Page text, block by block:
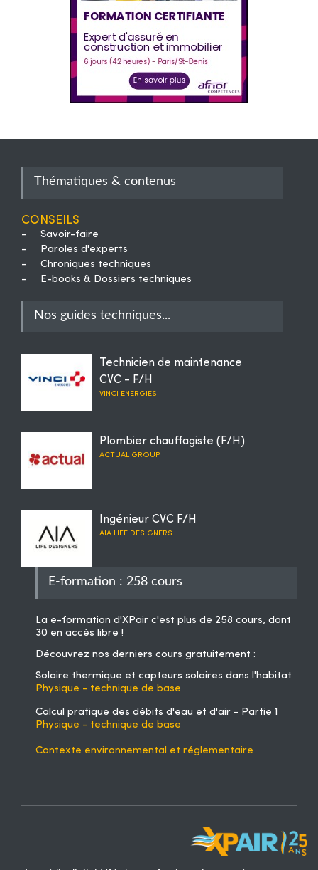
Thématiques & contenus
Conseils
-
Savoir-faire
-
Paroles d'experts
-
Chroniques techniques
-
E-books & Dossiers techniques
Nos guides techniques...
Technicien de maintenance
CVC - F/H
VINCI ENERGIES
Plombier chauffagiste (F/H)
ACTUAL GROUP
Ingénieur CVC F/H
AIA LIFE DESIGNERS
E-formation : 258 cours
La e-formation d'XPair c'est plus de 258 cours, dont
30 en accès libre !
Découvrez nos derniers cours gratuitement :
Solaire thermique et capteurs solaires dans l'habitat
Physique - technique de base
Calcul pratique des débits d'eau et d'air - Partie 1
Physique - technique de base
Contexte environnemental et réglementaire